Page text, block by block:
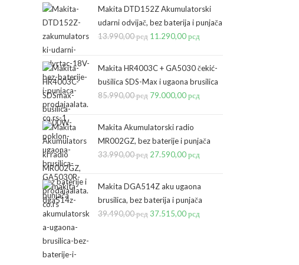
Makita DTD152Z Akumulatorski
udarni odvijač, bez baterija i punjača
13.990,00рсд Originalna
je
bila:
13.990,00 рсд.
11.290,00рсд
je:
11.290,00 рсд.
Makita HR4003C + GA5030 čekić-
bušilica SDS-Max i ugaona brusilica
85.990,00рсд Originalna
je
bila:
85.990,00 рсд.
79.000,00рсд
79.000,00 рсд.
Makita Akumulatorski radio
MR002GZ, bez baterije i punjača
33.990,00рсд Originalna
je
bila:
33.990,00 рсд.
27.590,00рсд
je:
27.590,00 рсд.
Makita DGA514Z aku ugaona
brusilica, bez baterija i punjača
39.490,00рсд Originalna
37.515,00рсд